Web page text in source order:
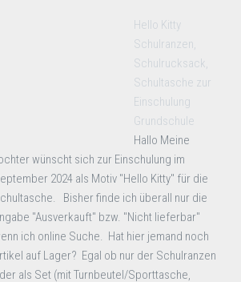
Hello Kitty
Schulranzen,
Schulrucksack,
Schultasche zur
Einschulung
Grundschule
Hallo Meine
wünscht sich zur Einschulung im
2024 als Motiv "Hello Kitty" für die
Bisher finde ich überall nur die
"Ausverkauft" bzw. "Nicht lieferbar"
ich online Suche. Hat hier jemand noch
auf Lager? Egal ob nur der Schulranzen
als Set (mit Turnbeutel/Sporttasche,